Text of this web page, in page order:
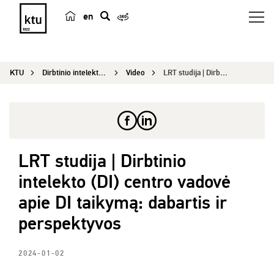
en
e
KTU Dirbtinio intelekto kompetencijų centras Video LRT studija | Dirbtinio intelekto (DI) centro va...
LRT studija | Dirbtinio
intelekto (DI) centro vadovė
apie DI taikymą: dabartis ir
perspektyvos
2024-01-02